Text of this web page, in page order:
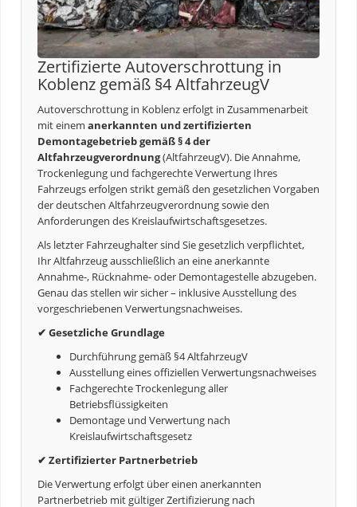
Zertifizierte Autoverschrottung in
Koblenz gemäß §4 AltfahrzeugV
Autoverschrottung in Koblenz erfolgt in Zusammenarbeit
mit einem anerkannten und zertifizierten
Demontagebetrieb gemäß § 4 der
Altfahrzeugverordnung(AltfahrzeugV). Die Annahme,
Trockenlegung und fachgerechte Verwertung Ihres
Fahrzeugs erfolgen strikt gemäß den gesetzlichen Vorgaben
der deutschen Altfahrzeugverordnung sowie den
Anforderungen des Kreislaufwirtschaftsgesetzes.
Als letzter Fahrzeughalter sind Sie gesetzlich verpflichtet,
Ihr Altfahrzeug ausschließlich an eine anerkannte
Annahme-, Rücknahme- oder Demontagestelle abzugeben.
Genau das stellen wir sicher – inklusive Ausstellung des
vorgeschriebenen Verwertungsnachweises.
✔ Gesetzliche Grundlage
Durchführung gemäß §4 AltfahrzeugV
Ausstellung eines offiziellen Verwertungsnachweises
Fachgerechte Trockenlegung aller
Betriebsflüssigkeiten
Demontage und Verwertung nach
Kreislaufwirtschaftsgesetz
✔ Zertifizierter Partnerbetrieb
Die Verwertung erfolgt über einen anerkannten
Partnerbetrieb mit gültiger Zertifizierung nach